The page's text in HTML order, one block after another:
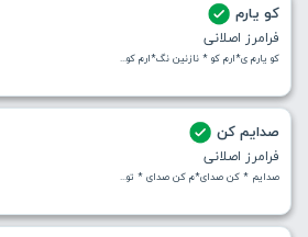
کو یارم
فرامرز اصلانی
کو یارم ی*ارم کو * نازنین نگ*ارم کو...
صدایم کن
فرامرز اصلانی
صدایم * کن صدای*م کن صدای * تو...